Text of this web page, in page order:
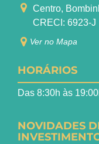
Centro,
CRECI: 6923-J
Ver no Mapa
HORÁRIOS
Das 8:30h às
NOVIDADES